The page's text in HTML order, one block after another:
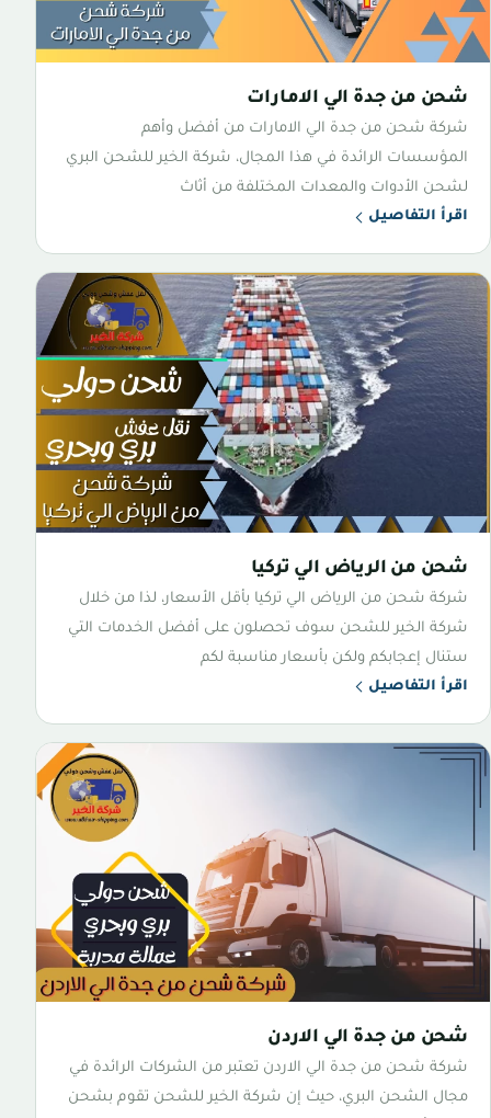
شحن من جدة الي الامارات
شركة شحن من جدة الي الامارات من أفضل وأهم
المؤسسات الرائدة في هذا المجال، شركة الخير للشحن البري
لشحن الأدوات والمعدات المختلفة من أثاث
اقرأ التفاصيل
شحن من الرياض الي تركيا
شركة شحن من الرياض الي تركيا بأقل الأسعار، لذا من خلال
شركة الخير للشحن سوف تحصلون على أفضل الخدمات التي
ستنال إعجابكم ولكن بأسعار مناسبة لكم
اقرأ التفاصيل
شحن من جدة الي الاردن
شركة شحن من جدة الي الاردن تعتبر من الشركات الرائدة في
مجال الشحن البري، حيث إن شركة الخير للشحن تقوم بشحن